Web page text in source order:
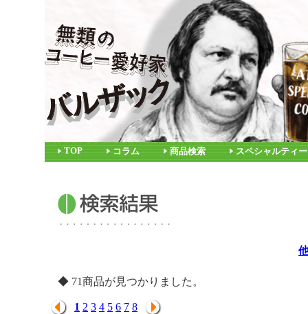
TOP コラム 商品検索 スペシャルティ
◆ 71商品が見つかりました。
1 2 3 4 5 6 7 8